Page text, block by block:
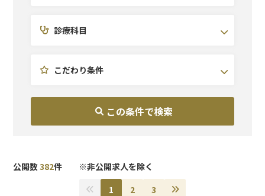
診療科目
こだわり条件
公開数382件 ※非公開求人を除く
1
2 3